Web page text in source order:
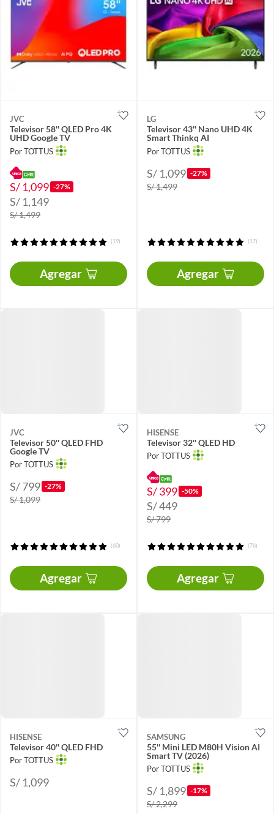
JVC
Televisor 58'' QLED Pro 4K
UHD Google TV
Por TOTTUS
S/ 1,099 -27%
S/ 1,149
S/ 1,499
(19)
Agregar
LG
Televisor 43'' Nano UHD 4K
Smart Thinkq AI
Por TOTTUS
S/ 1,099 -27%
S/ 1,499
(17)
Agregar
JVC
Televisor 50'' QLED FHD
Google TV
Por TOTTUS
S/ 799 -27%
S/ 1,099
(60)
Agregar
HISENSE
Televisor 32'' QLED HD
Por TOTTUS
S/ 399 -50%
S/ 449
S/ 799
(76)
Agregar
HISENSE
Televisor 40'' QLED FHD
Por TOTTUS
S/ 1,099
SAMSUNG
55'' Mini LED M80H Vision AI
Smart TV (2026)
Por TOTTUS
S/ 1,899 -17%
S/ 2,299